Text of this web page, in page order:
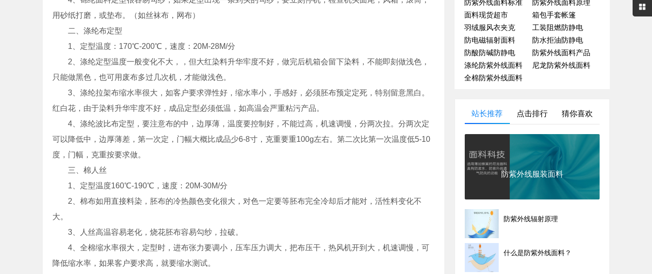
用砂纸打磨，或垫布。（如丝袜布，网布）
二、涤纶布定型
1、定型温度：170℃-200℃，速度：20M-28M/分
2、涤纶定型温度一般变化不大，，但大红染料升华牢度不好，做完后机箱会留下染料，不能即刻做浅色，
只能做黑色，也可用废布多过几次机，才能做浅色。
3、涤纶拉架布缩水率很大，如客户要求弹性好，缩水率小，手感好，必须胚布预定定死，特别留意黑白。
红白花，由于染料升华牢度不好，成品定型必须低温，如高温会严重粘污产品。
4、涤纶波比布定型，要注意布的中，边厚薄，温度要控制好，不能过高，机速调慢，分两次拉。分两次定
可以降低中，边厚薄差，第一次定，门幅大概比成品少6-8寸，克重要重100g左右。第二次比第一次温度低5-10
度，门幅，克重按要求做。
三、棉人丝
1、定型温度160℃-190℃，速度：20M-30M/分
2、棉布如用直接料染，胚布的冷热颜色变化很大，对色一定要等胚布完全冷却后才能对，活性料变化不
大。
3、人丝高温容易老化，烧花胚布容易勾纱，拉破。
4、全棉缩水率很大，定型时，进布张力要调小，压车压力调大，把布压干，热风机开到大，机速调慢，可
降低缩水率，如果客户要求高，就要缩水测试。
防紫外线面料标准
防紫外线面料原理
面料现货超市
箱包手套帐篷
羽绒服风衣夹克
工装阻燃防静电
防电磁辐射面料
防水拒油防静电
防酸防碱防静电
防紫外线面料产品
涤纶防紫外线面料
尼龙防紫外线面料
全棉防紫外线面料
站长推荐 点击排行 猜你喜欢
防紫外线服装面料
防紫外线辐射原理
什么是防紫外线面料？